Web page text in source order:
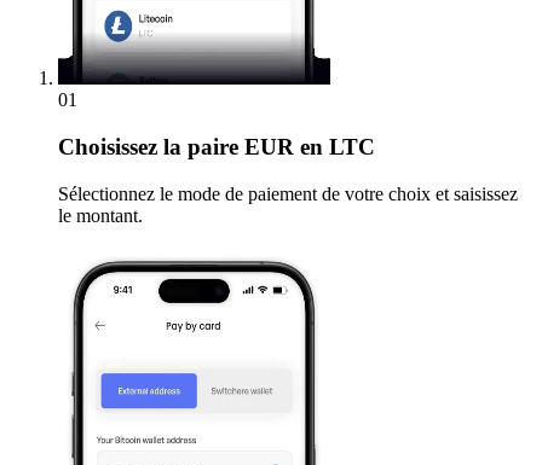
01
Choisissez la paire EUR en LTC
Sélectionnez le mode de paiement de votre choix et saisissez
le montant.